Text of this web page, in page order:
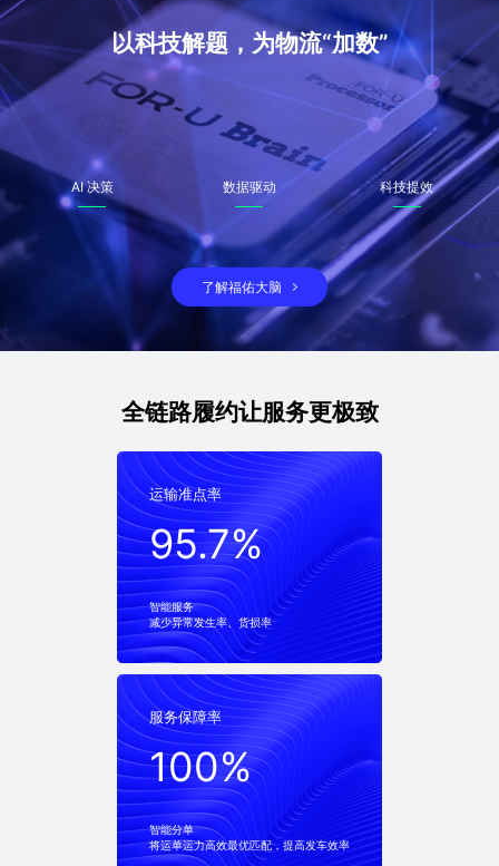
以科技解题，为物流“加数”
AI 决策 数据驱动 科技提效
了解福佑大脑
全链路履约让服务更极致
运输准点率
95.7%
运输准点率
95.7%
智能服务
减少异常发生率、货损率
服务保障率
100%
服务保障率
100%
智能分单
将运单运力高效最优匹配，提高发车效率